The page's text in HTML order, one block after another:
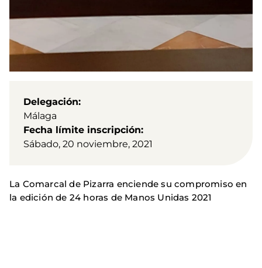
Delegación
Málaga
Fecha límite inscripción
Sábado, 20 noviembre, 2021
La Comarcal de Pizarra enciende su compromiso en
la edición de 24 horas de Manos Unidas 2021